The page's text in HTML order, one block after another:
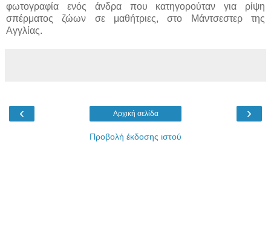
φωτογραφία ενός άνδρα που κατηγορούταν για ρίψη
σπέρματος ζώων σε μαθήτριες, στο Μάντσεστερ της
Αγγλίας.
‹ ›
Αρχική σελίδα
Προβολή έκδοσης ιστού